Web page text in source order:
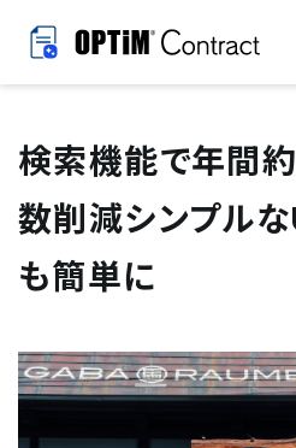
検索機能で年間
数削減シンプル
も簡単に